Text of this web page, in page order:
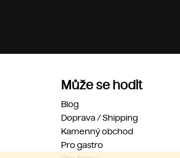
Může se hodit
Blog
Doprava / Shipping
Kamenný obchod
Pro gastro